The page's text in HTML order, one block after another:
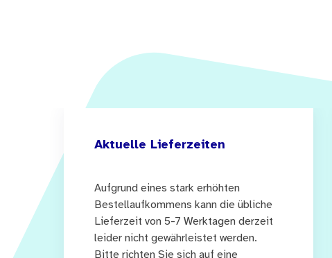
Aktuelle Lieferzeiten
Aufgrund eines stark erhöhten
Bestellaufkommens kann die übliche
Lieferzeit von 5-7 Werktagen derzeit
leider nicht gewährleistet werden.
Bitte richten Sie sich auf eine